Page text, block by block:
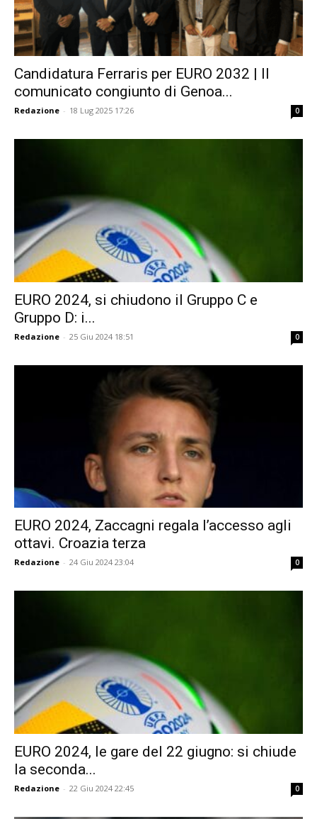
Candidatura Ferraris per EURO 2032 | Il
comunicato congiunto di Genoa...
Redazione - 18 Lug 2025 17:26 0
EURO 2024, si chiudono il Gruppo C e
Gruppo D: i...
Redazione - 25 Giu 2024 18:51 0
EURO 2024, Zaccagni regala l’accesso agli
ottavi. Croazia terza
Redazione - 24 Giu 2024 23:04 0
EURO 2024, le gare del 22 giugno: si chiude
la seconda...
Redazione - 22 Giu 2024 22:45 0